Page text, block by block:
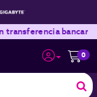
0
bancaria